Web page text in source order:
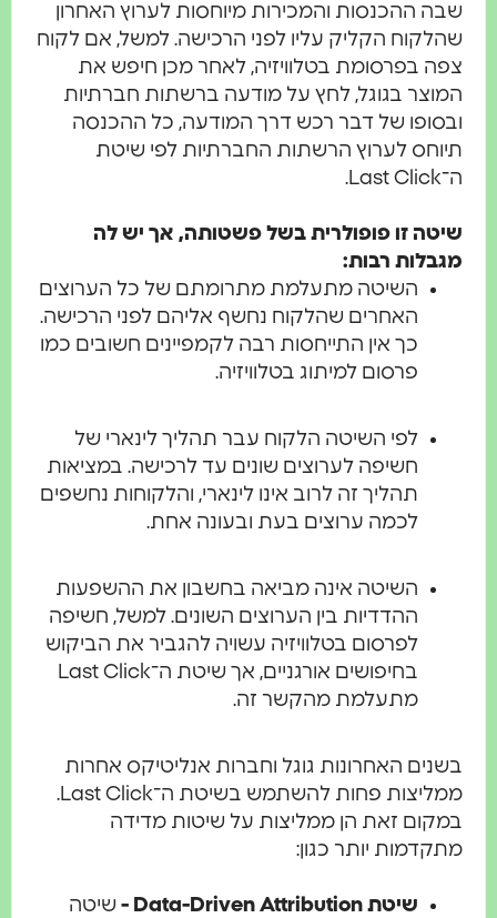
שבה ההכנסות והמכירות מיוחסות לערוץ האחרון
שהלקוח הקליק עליו לפני הרכישה. למשל, אם לקוח
צפה בפרסומת בטלוויזיה, לאחר מכן חיפש את
המוצר בגוגל, לחץ על מודעה ברשתות חברתיות
ובסופו של דבר רכש דרך המודעה, כל ההכנסה
תיוחס לערוץ הרשתות החברתיות לפי שיטת
ה־Last Click.
שיטה זו פופולרית בשל פשטותה, אך יש לה
מגבלות רבות:
השיטה מתעלמת מתרומתם של כל הערוצים
האחרים שהלקוח נחשף אליהם לפני הרכישה.
כך אין התייחסות רבה לקמפיינים חשובים כמו
פרסום למיתוג בטלוויזיה.
לפי השיטה הלקוח עבר תהליך לינארי של
חשיפה לערוצים שונים עד לרכישה. במציאות
תהליך זה לרוב אינו לינארי, והלקוחות נחשפים
לכמה ערוצים בעת ובעונה אחת.
השיטה אינה מביאה בחשבון את ההשפעות
ההדדיות בין הערוצים השונים. למשל, חשיפה
לפרסום בטלוויזיה עשויה להגביר את הביקוש
בחיפושים אורגניים, אך שיטת ה־Last Click
מתעלמת מהקשר זה.
בשנים האחרונות גוגל וחברות אנליטיקס אחרות
ממליצות פחות להשתמש בשיטת ה־Last Click.
במקום זאת הן ממליצות על שיטות מדידה
מתקדמות יותר כגון:
שיטת Data-Driven Attribution - שיטה